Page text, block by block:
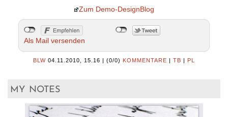
Zum Demo-DesignBlog
Als Mail versenden
BLW 04.11.2010, 15.16 | (0/0) KOMMENTARE | TB | PL
my notes